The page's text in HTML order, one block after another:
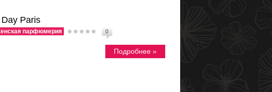
Paris
парфюмерия 0
Подробнее »